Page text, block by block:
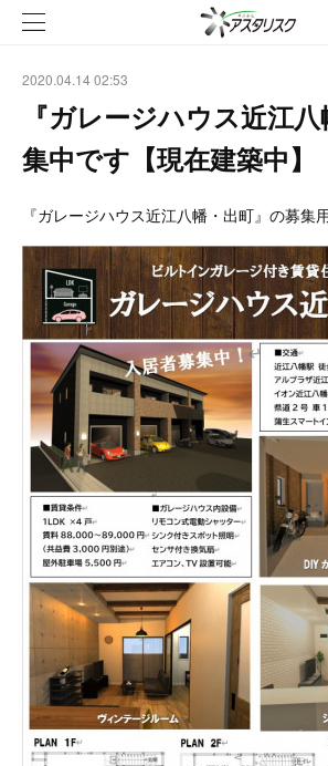
2020.04.14 02:53
『ガレージハウス近江
集中です【現在建築中】
『ガレージハウス近江八幡・出町』の募集